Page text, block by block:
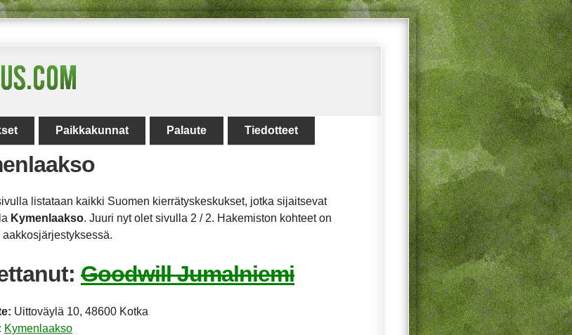
Paikkakunnat Palaute Tiedotteet
listataan kaikki Suomen kierrätyskeskukset, jotka sijaitsevat
Kymenlaakso. Juuri nyt olet sivulla 2 / 2. Hakemiston kohteet on
aakkosjärjestyksessä.
Goodwill Jumalniemi
Uittoväylä 10, 48600 Kotka
Kymenlaakso